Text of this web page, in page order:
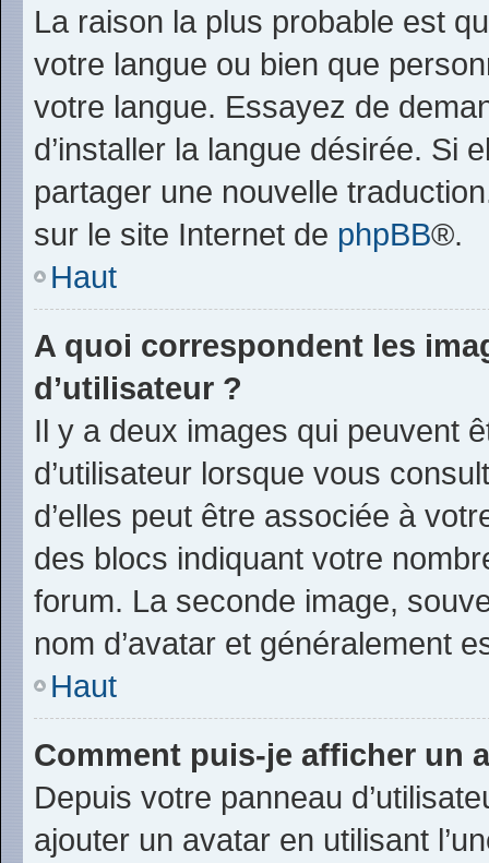
La raison la plus probable est
votre langue ou bien que
votre langue. Essayez de
d’installer la langue désirée. Si
partager une nouvelle
sur le site Internet de phpBB®.
Haut
A quoi correspondent les
d’utilisateur ?
Il y a deux images qui peuvent
d’utilisateur lorsque vous
d’elles peut être associée à
des blocs indiquant votre
forum. La seconde image,
nom d’avatar et généralement
Haut
Comment puis-je afficher un
Depuis votre panneau
ajouter un avatar en utilisant